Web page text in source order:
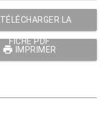
TÉLÉCHARGER LA
FICHE PDF
print IMPRIMER